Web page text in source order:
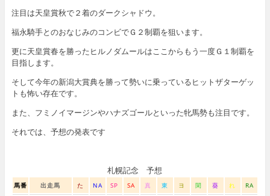
注目は天皇賞秋で２着のダークシャドウ。
福永騎手とのおなじみのコンビでＧ２制覇を狙います。
更に天皇賞春を勝ったヒルノダムールはここからもう一度Ｇ１制覇を
目指します。
そして今年の新潟大賞典を勝って勢いに乗っているヒットザターゲッ
トも怖い存在です。
また、フミノイマージンやハナズゴールといった牝馬勢も注目です。
それでは、予想の発表です
札幌記念 予想
馬番 出走馬 た NA SP SA 真 東 ヨ 閑 葵 れ RA